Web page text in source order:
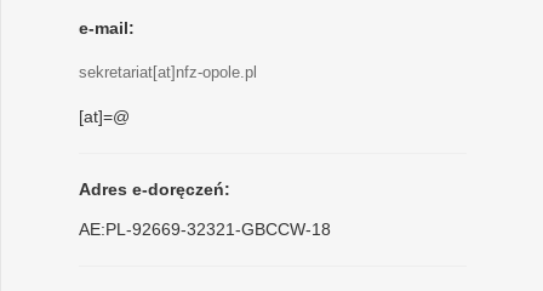
e-mail:
sekretariat[at]nfz-opole.pl
[at]=@
Adres e-doręczeń:
AE:PL-92669-32321-GBCCW-18